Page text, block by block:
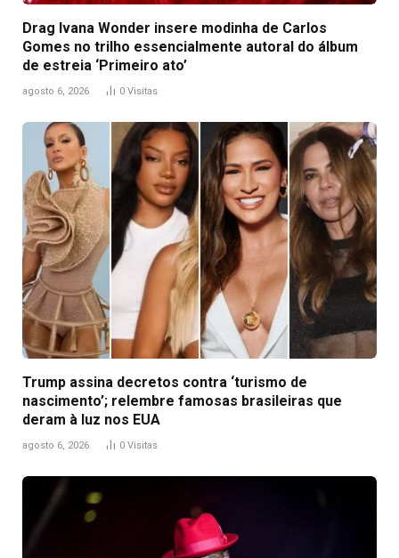
Drag Ivana Wonder insere modinha de Carlos
Gomes no trilho essencialmente autoral do álbum
de estreia ‘Primeiro ato’
agosto 6, 2026 0 Visitas
Trump assina decretos contra ‘turismo de
nascimento’; relembre famosas brasileiras que
deram à luz nos EUA
agosto 6, 2026 0 Visitas